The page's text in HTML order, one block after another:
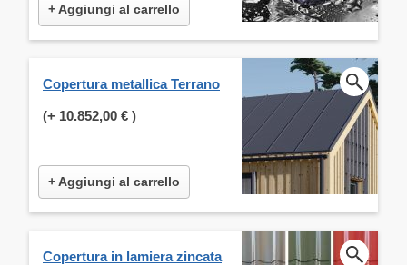
+ Aggiungi al carrello
Copertura metallica Terrano
(+ 10.852,00 € )
+ Aggiungi al carrello
Copertura in lamiera zincata